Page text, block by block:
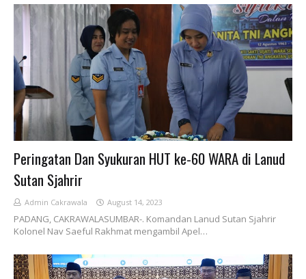
Peringatan Dan Syukuran HUT ke-60 WARA di Lanud
Sutan Sjahrir
Admin Cakrawala August 14, 2023
PADANG, CAKRAWALASUMBAR-. Komandan Lanud Sutan Sjahrir
Kolonel Nav Saeful Rakhmat mengambil Apel…